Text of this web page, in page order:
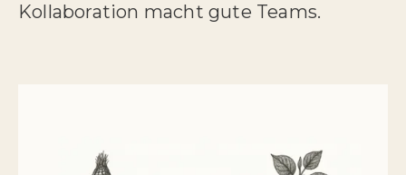
Kollaboration macht gute Teams.